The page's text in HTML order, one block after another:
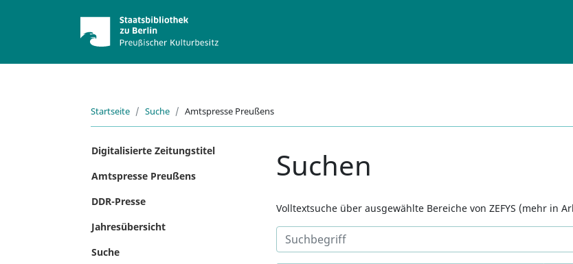
Startseite Suche Amtspresse Preußens
Digitalisierte Zeitungstitel
Amtspresse Preußens
DDR-Presse
Jahresübersicht
Suche
Suchen
Volltextsuche über ausgewählte Bereiche von ZEFYS (mehr in